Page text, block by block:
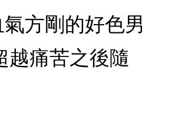
方剛的好色男
痛苦之後隨